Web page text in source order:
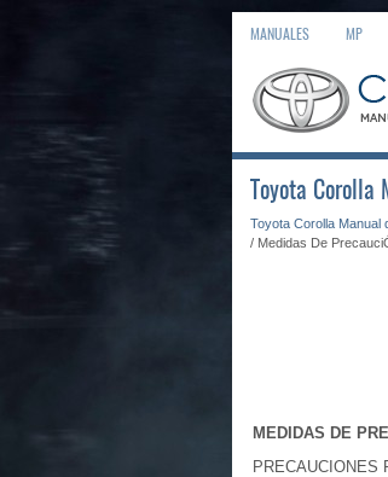
MANUALES MP
Toyota Corolla
Toyota Corolla Manual
/ Medidas De
MEDIDAS DE
PRECAUCIONES